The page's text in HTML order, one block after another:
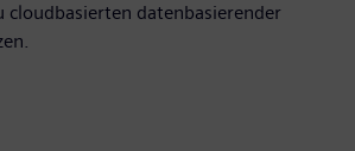
cloudbasierten datenbasierender